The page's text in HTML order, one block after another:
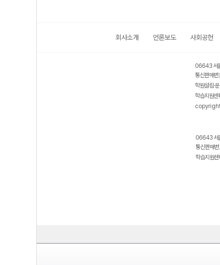
회사소개 언론보도 사회공헌
06643 서
통신판매
학원설립·
학습지원
06643 서
통신판매
학습지원